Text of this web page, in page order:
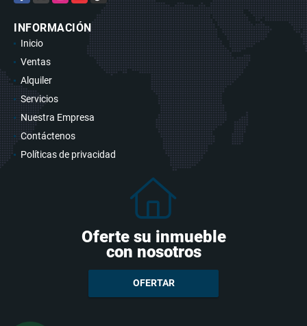
INFORMACIÓN
Inicio
Ventas
Alquiler
Servicios
Nuestra Empresa
Contáctenos
Políticas de privacidad
Oferte su inmueble
con nosotros
OFERTAR